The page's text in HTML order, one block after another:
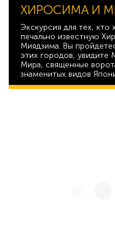
ХИРОСИМА И
Экскурсия для тех,
печально известную
Миядзима. Вы
этих городов, увидите
Мира, священные
знаменитых видов